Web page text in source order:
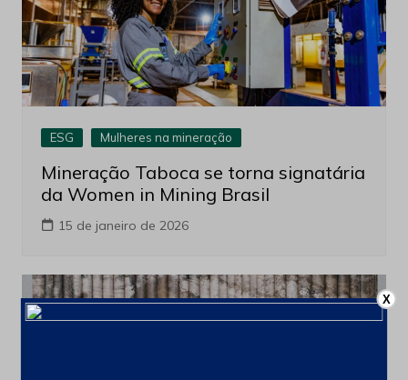
ESG Mulheres na mineração
Mineração Taboca se torna signatária
da Women in Mining Brasil
15 de janeiro de 2026
X